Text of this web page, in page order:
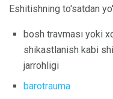
Eshitishning to'satdan
bosh travması yoki
shikastlanish kabi
jarrohligi
barotrauma